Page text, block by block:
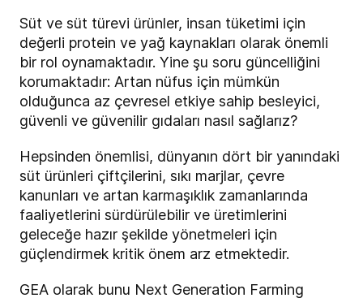
Süt ve süt türevi ürünler, insan tüketimi için
değerli protein ve yağ kaynakları olarak önemli
bir rol oynamaktadır. Yine şu soru güncelliğini
korumaktadır: Artan nüfus için mümkün
olduğunca az çevresel etkiye sahip besleyici,
güvenli ve güvenilir gıdaları nasıl sağlarız?
Hepsinden önemlisi, dünyanın dört bir yanındaki
süt ürünleri çiftçilerini, sıkı marjlar, çevre
kanunları ve artan karmaşıklık zamanlarında
faaliyetlerini sürdürülebilir ve üretimlerini
geleceğe hazır şekilde yönetmeleri için
güçlendirmek kritik önem arz etmektedir.
GEA olarak bunu Next Generation Farming